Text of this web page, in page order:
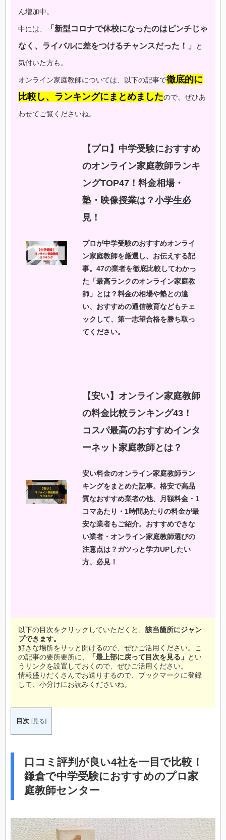
ん増加中。
中には、
「新型コロナで休校になったのはピンチじゃ
なく、ライバルに差をつけるチャンスだった！」
と
気付いた方も。
オンライン家庭教師については、以下の記事で徹底的に
比較し、ランキングにまとめましたので、ぜひあ
わせてご覧くださいね。
【プロ】中学受験におすすめ
のオンライン家庭教師ランキ
ングTOP47！料金相場・
塾・映像授業は？小学生必
見！
プロが中学受験のおすすめオンライ
ン家庭教師を厳選し、お伝えする記
事。47の業者を徹底比較してわかっ
た「最高ランクのオンライン家庭教
師」とは？料金の相場や塾との違
い、おすすめの通信教育などもチェ
ックして、第一志望合格を勝ち取っ
てください。
【安い】オンライン家庭教師
の料金比較ランキング43！
コスパ最高のおすすめインタ
ーネット家庭教師とは？
安い料金のオンライン家庭教師ラン
キングをまとめた記事。格安で高品
質なおすすめ業者の他、月額料金・1
コマあたり・1時間あたりの料金が最
安な業者もご紹介。おすすめできな
い業者・オンライン家庭教師選びの
注意点は？ガツっと学力UPしたい
方、必見！
以下の目次をクリックしていただくと、 該当箇所にジャン
プできます。
好きな場所をサッと開けるので、ぜひご活用ください。こ
の記事の要所要所に、
「最上部に戻って目次を見る」 とい
うリンクを設置しておくので、ぜひご活用ください。
情報盛りだくさんでお送りするので、ブックマークに登録
して、小分けにお読みくださいね。
目次 [見る]
口コミ評判が良い4社を一目で比較！
鎌倉で中学受験におすすめのプロ家
庭教師センター